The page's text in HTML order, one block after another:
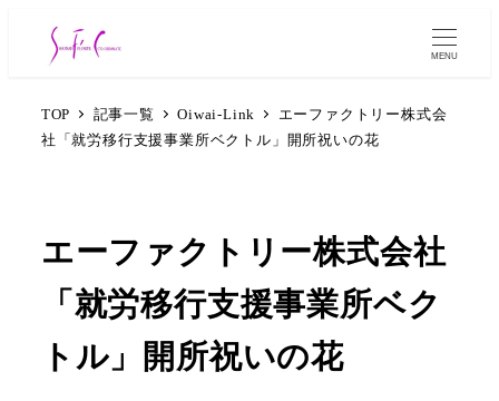
MENU
TOP 記事一覧 Oiwai-Link
エーファクトリー株式会
社「就労移行支援事業所ベクトル」開所祝いの花
エーファクトリー株式会社
「就労移行支援事業所ベク
トル」開所祝いの花